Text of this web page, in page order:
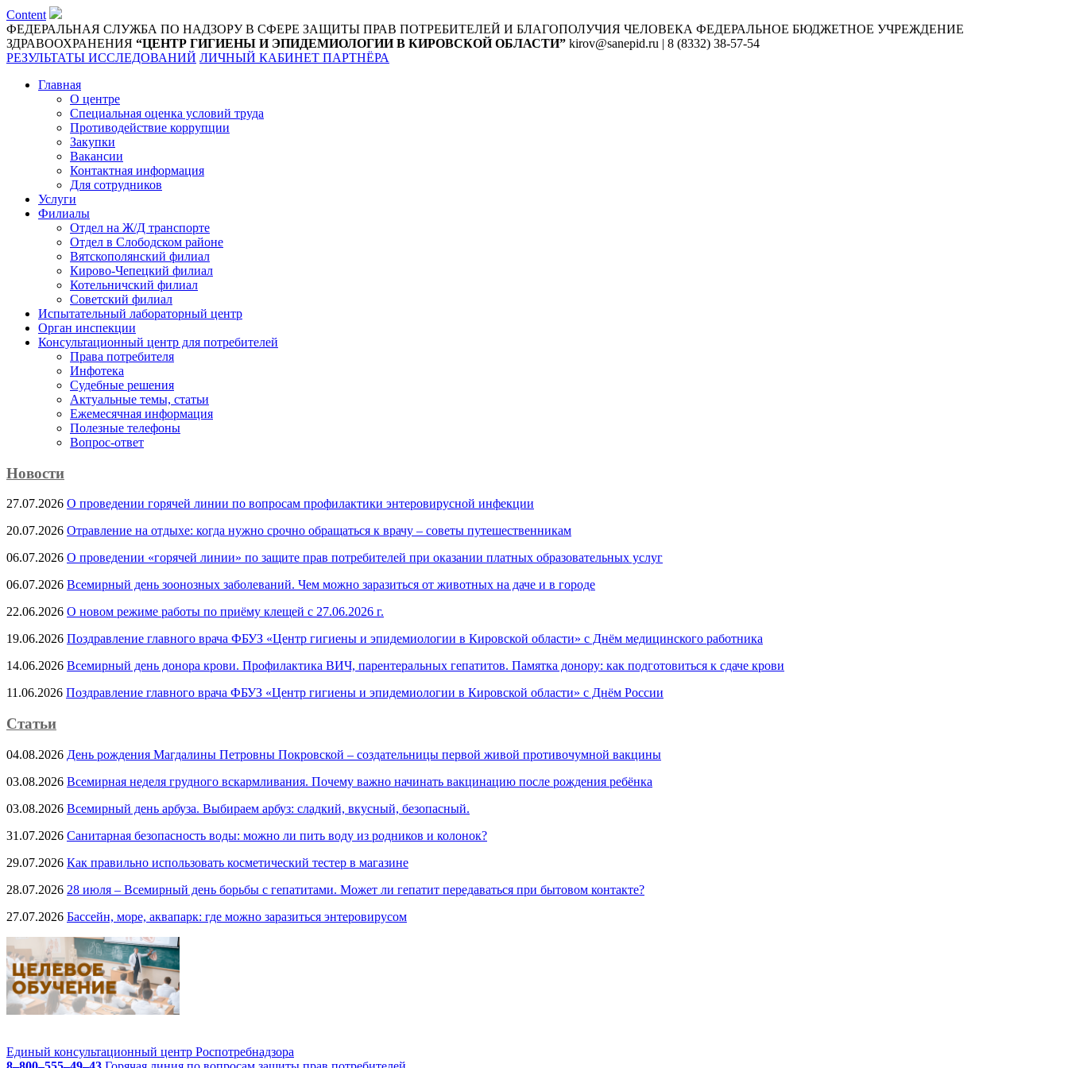
Content
ФЕДЕРАЛЬНАЯ СЛУЖБА ПО НАДЗОРУ В СФЕРЕ ЗАЩИТЫ ПРАВ ПОТРЕБИТЕЛЕЙ И БЛАГОПОЛУЧИЯ ЧЕЛОВЕКА ФЕДЕРАЛЬНОЕ БЮДЖЕТНОЕ УЧРЕЖДЕНИЕ
ЗДРАВООХРАНЕНИЯ “ЦЕНТР ГИГИЕНЫ И ЭПИДЕМИОЛОГИИ В КИРОВСКОЙ ОБЛАСТИ” kirov@sanepid.ru | 8 (8332) 38-57-54
РЕЗУЛЬТАТЫ ИССЛЕДОВАНИЙ ЛИЧНЫЙ КАБИНЕТ ПАРТНЁРА
Главная
О центре
Специальная оценка условий труда
Противодействие коррупции
Закупки
Вакансии
Контактная информация
Для сотрудников
Услуги
Филиалы
Отдел на Ж/Д транспорте
Отдел в Слободском районе
Вятскополянский филиал
Кирово-Чепецкий филиал
Котельничский филиал
Советский филиал
Испытательный лабораторный центр
Орган инспекции
Консультационный центр для потребителей
Права потребителя
Инфотека
Судебные решения
Актуальные темы, cтатьи
Ежемесячная информация
Полезные телефоны
Вопрос-ответ
Новости
27.07.2026 О проведении горячей линии по вопросам профилактики энтеровирусной инфекции
20.07.2026 Отравление на отдыхе: когда нужно срочно обращаться к врачу – советы путешественникам
06.07.2026 О проведении «горячей линии» по защите прав потребителей при оказании платных образовательных услуг
06.07.2026 Всемирный день зоонозных заболеваний. Чем можно заразиться от животных на даче и в городе
22.06.2026 О новом режиме работы по приёму клещей с 27.06.2026 г.
19.06.2026 Поздравление главного врача ФБУЗ «Центр гигиены и эпидемиологии в Кировской области» с Днём медицинского работника
14.06.2026 Всемирный день донора крови. Профилактика ВИЧ, парентеральных гепатитов. Памятка донору: как подготовиться к сдаче крови
11.06.2026 Поздравление главного врача ФБУЗ «Центр гигиены и эпидемиологии в Кировской области» с Днём России
Статьи
04.08.2026 День рождения Магдалины Петровны Покровской – создательницы первой живой противочумной вакцины
03.08.2026 Всемирная неделя грудного вскармливания. Почему важно начинать вакцинацию после рождения ребёнка
03.08.2026 Всемирный день арбуза. Выбираем арбуз: сладкий, вкусный, безопасный.
31.07.2026 Санитарная безопасность воды: можно ли пить воду из родников и колонок?
29.07.2026 Как правильно использовать косметический тестер в магазине
28.07.2026 28 июля – Всемирный день борьбы с гепатитами. Может ли гепатит передаваться при бытовом контакте?
27.07.2026 Бассейн, море, аквапарк: где можно заразиться энтеровирусом
Единый консультационный центр Роспотребнадзора